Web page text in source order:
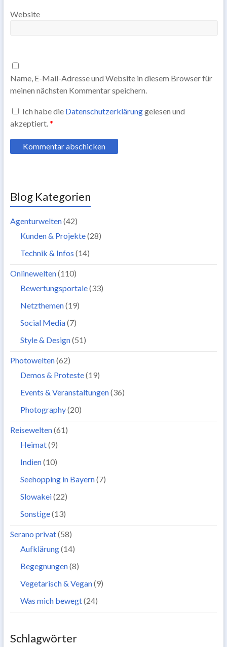
Website
Name, E-Mail-Adresse und Website in diesem Browser für
meinen nächsten Kommentar speichern.
Ich habe die Datenschutzerklärunggelesen und
akzeptiert.*
Blog Kategorien
Agenturwelten(42)
Kunden & Projekte(28)
Technik & Infos (14)
Onlinewelten(110)
Bewertungsportale(33)
Netzthemen(19)
Social Media(7)
Style & Design(51)
Photowelten(62)
Demos & Proteste(19)
Events & Veranstaltungen(36)
Photography(20)
Reisewelten(61)
Heimat(9)
Indien(10)
Seehopping in Bayern(7)
Slowakei(22)
Sonstige(13)
Serano privat(58)
Aufklärung(14)
Begegnungen(8)
Vegetarisch & Vegan(9)
Was mich bewegt(24)
Schlagwörter